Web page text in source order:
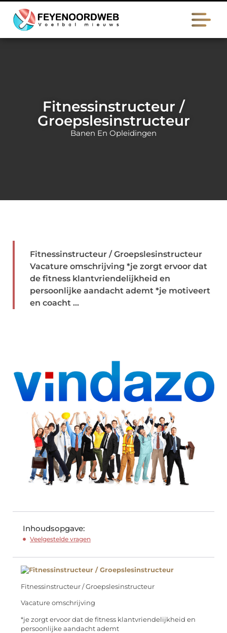
Fitnessinstructeur /
Groepslesinstructeur
Banen En Opleidingen
Fitnessinstructeur / Groepslesinstructeur
Vacature omschrijving *je zorgt ervoor dat
de fitness klantvriendelijkheid en
persoonlijke aandacht ademt *je motiveert
en coacht ...
Inhoudsopgave:
Veelgestelde vragen
Fitnessinstructeur / Groepslesinstructeur
Vacature omschrijving
*je zorgt ervoor dat de fitness klantvriendelijkheid en
persoonlijke aandacht ademt